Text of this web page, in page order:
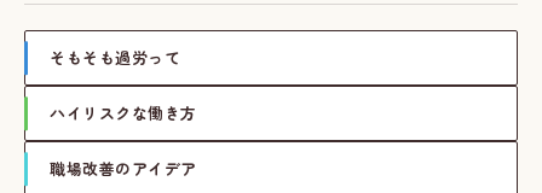
そもそも過労って
ハイリスクな働き方
職場改善のアイデア